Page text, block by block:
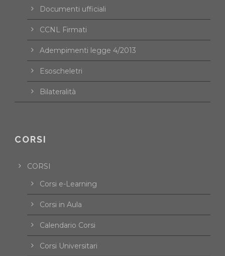
Documenti ufficiali
CCNL Firmati
Adempimenti legge 4/2013
Esoscheletri
Bilateralità
CORSI
CORSI
Corsi e-Learning
Corsi in Aula
Calendario Corsi
Corsi Universitari